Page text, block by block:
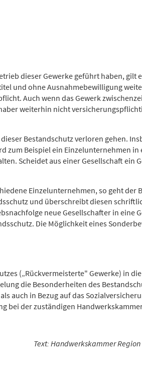
dieser Gewerke geführt haben, gilt
und ohne Ausnahmebewilligung
Auch wenn das Gewerk
weiterhin nicht
Bestandschutz verloren gehen.
zum Beispiel ein Einzelunternehmen in
Scheidet aus einer Gesellschaft ein
Einzelunternehmen, so geht der
und überschreibt diesen
neue Gesellschafter in eine
Die Möglichkeit eines
(„Rückvermeisterte" Gewerke) in
die Besonderheiten des
auch in Bezug auf das
bei der zuständigen
Text: Handwerkskammer